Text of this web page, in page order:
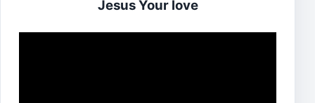
Jesus Your love